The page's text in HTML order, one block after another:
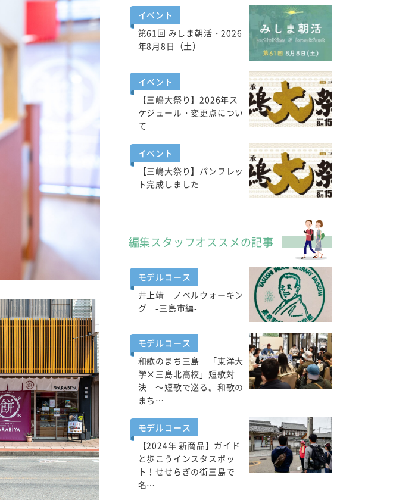
イベント
第61回 みしま朝活・2026
年8月8日（土）
イベント
【三嶋大祭り】2026年ス
ケジュール・変更点につい
て
イベント
【三嶋大祭り】パンフレッ
ト完成しました
編集スタッフオススメの記事
モデルコース
井上靖 ノベルウォーキン
グ -三島市編-
モデルコース
和歌のまち三島 「東洋大
学×三島北高校」短歌対
決 ～短歌で巡る。和歌の
まち…
モデルコース
【2024年 新商品】ガイド
と歩こうインスタスポッ
ト！せせらぎの街三島で
名…